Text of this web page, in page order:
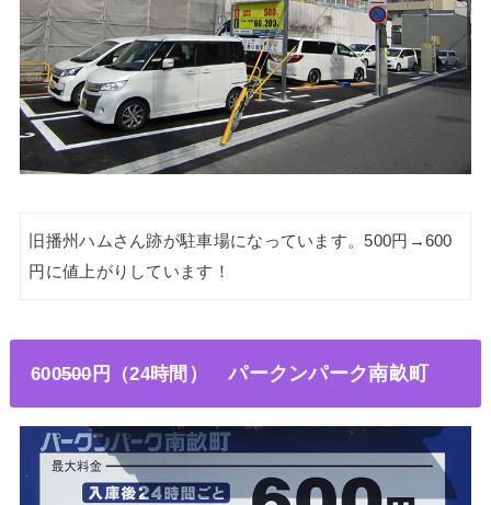
旧播州ハムさん跡が駐車場になっています。500円→600
円に値上がりしています！
600500円（24時間 ） パークンパーク南畝町